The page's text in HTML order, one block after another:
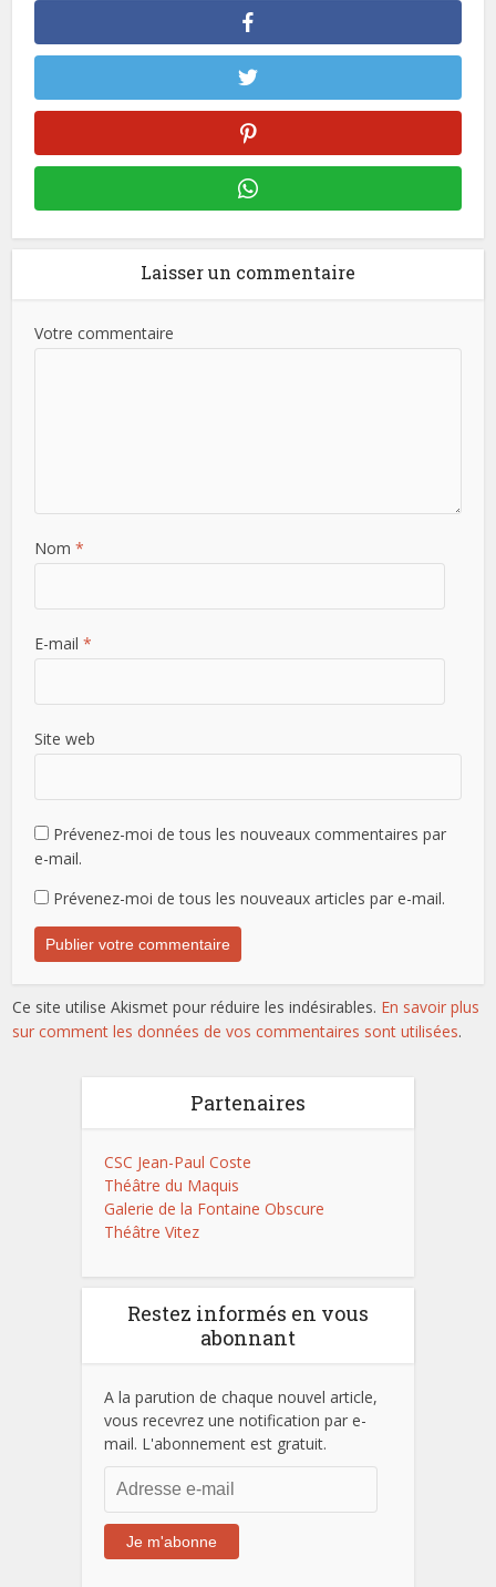
Laisser un commentaire
Votre commentaire
Nom*
E-mail*
Site web
Prévenez-moi de tous les nouveaux commentaires par
e-mail.
Prévenez-moi de tous les nouveaux articles par e-mail.
Ce site utilise Akismet pour réduire les indésirables. En savoir plus
sur comment les données de vos commentaires sont utilisées.
Partenaires
CSC Jean-Paul Coste
Théâtre du Maquis
Galerie de la Fontaine Obscure
Théâtre Vitez
Restez informés en vous
abonnant
A la parution de chaque nouvel article,
vous recevrez une notification par e-
mail. L'abonnement est gratuit.
Adresse
e-
mail
Je m'abonne